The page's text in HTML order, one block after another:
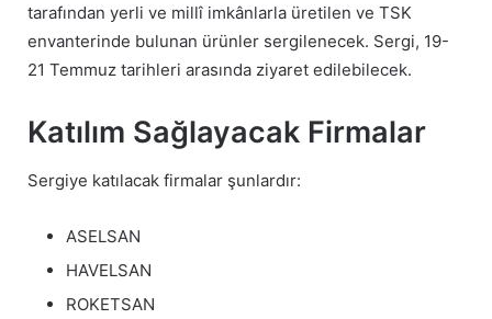
tarafından yerli ve millî imkânlarla üretilen ve TSK
envanterinde bulunan ürünler sergilenecek. Sergi, 19-
21 Temmuz tarihleri arasında ziyaret edilebilecek.
Katılım Sağlayacak Firmalar
Sergiye katılacak firmalar şunlardır:
ASELSAN
HAVELSAN
ROKETSAN